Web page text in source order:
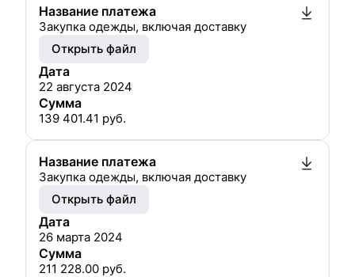
Название платежа
Закупка одежды, включая доставку
Открыть файл
Дата
22 августа 2024
Сумма
139 401.41 руб.
Название платежа
Закупка одежды, включая доставку
Открыть файл
Дата
26 марта 2024
Сумма
211 228.00 руб.